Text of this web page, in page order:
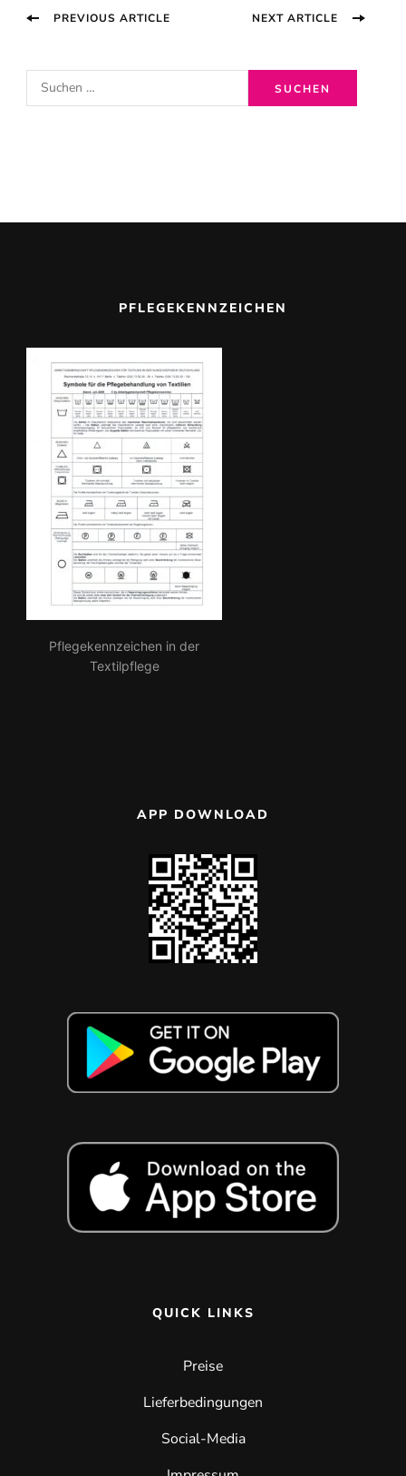
PostPREVIOUS ARTICLE NEXT ARTICLE
u
n
PFLEGEKENNZEICHEN
Pflegekennzeichen in der
Textilpflege
APP DOWNLOAD
QUICK LINKS
Preise
Lieferbedingungen
Social-Media